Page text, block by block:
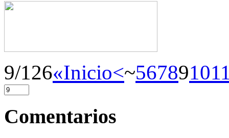
9/126«Inicio<~5678910
Comentarios